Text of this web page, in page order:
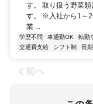
す。 取り扱う野菜
す。 ※入社から1～2
業 ...
学歴不問 車通勤OK 転勤
交通費支給
シフト制 長
前へ